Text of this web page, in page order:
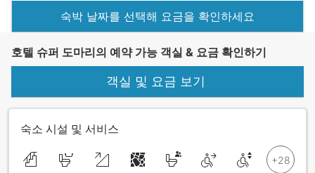
숙박 날짜를 선택해 요금을 확인하세요
호텔 슈퍼 도마리의 예약 가능 객실 & 요금 확인하기
객실 및 요금 보기
숙소 시설 및 서비스